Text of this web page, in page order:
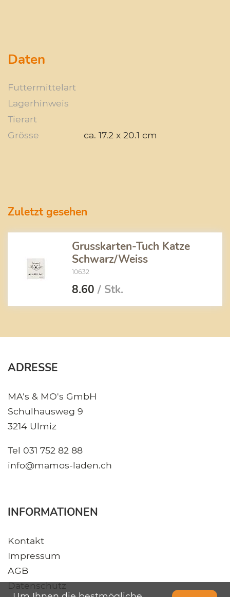
Daten
Futtermittelart
Lagerhinweis
Tierart
Grösse
ca. 17.2 x 20.1 cm
Zuletzt gesehen
Grusskarten-Tuch Katze
Schwarz/Weiss
10632
8.60 / Stk.
ADRESSE
MA's & MO's GmbH
Schulhausweg 9
3214 Ulmiz
Tel 031 752 82 88
info@mamos-laden.ch
INFORMATIONEN
Kontakt
Impressum
AGB
Datenschutz